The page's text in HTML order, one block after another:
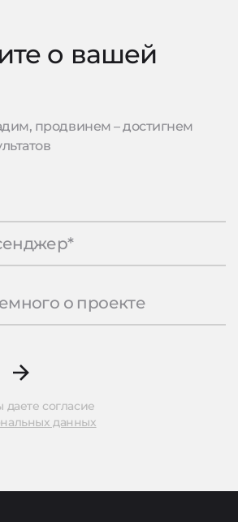
о вашей
продвинем – достигнем
согласие
данных